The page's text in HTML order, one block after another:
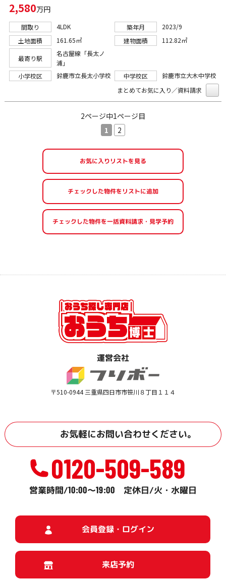
2,580万円
間取り 4LDK 築年月
2023/9
土地面積
161.65㎡ 建物面積 112.82㎡
最寄り駅
名古屋線「長太ノ
浦」
小学校区
鈴鹿市立長太小学校 中学校区
鈴鹿市立大木中学校
まとめてお気に入り／資料請求
2ページ中1ページ目
1
2
お気に入りリストを見る
運営会社
〒510-0944 三重県四日市市笹川８丁目１１４
お気軽にお問い合わせください。
0120-509-589
営業時間/10:00～19:00 定休日/火・水曜日
会員登録・ログイン
来店予約